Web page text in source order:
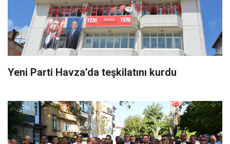
Yeni Parti Havza’da teşkilatını kurdu